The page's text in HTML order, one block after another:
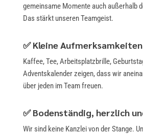
gemeinsame Momente auch außerhalb
Das stärkt unseren Teamgeist.
✅Kleine
Kaffee, Tee, Arbeitsplatzbrille,
Adventskalender zeigen, dass wir
über jeden im Team freuen.
✅Bodenständig, herzlich
Wir sind keine Kanzlei von der Stange.